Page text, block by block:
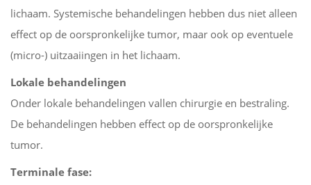
lichaam. Systemische behandelingen hebben dus niet alleen
effect op de oorspronkelijke tumor, maar ook op eventuele
(micro-) uitzaaiingen in het lichaam.
Lokale behandelingen
Onder lokale behandelingen vallen chirurgie en bestraling.
De behandelingen hebben effect op de oorspronkelijke
tumor.
Terminale fase: